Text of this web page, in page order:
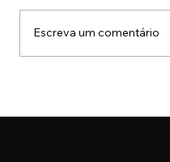
Escreva um comentário